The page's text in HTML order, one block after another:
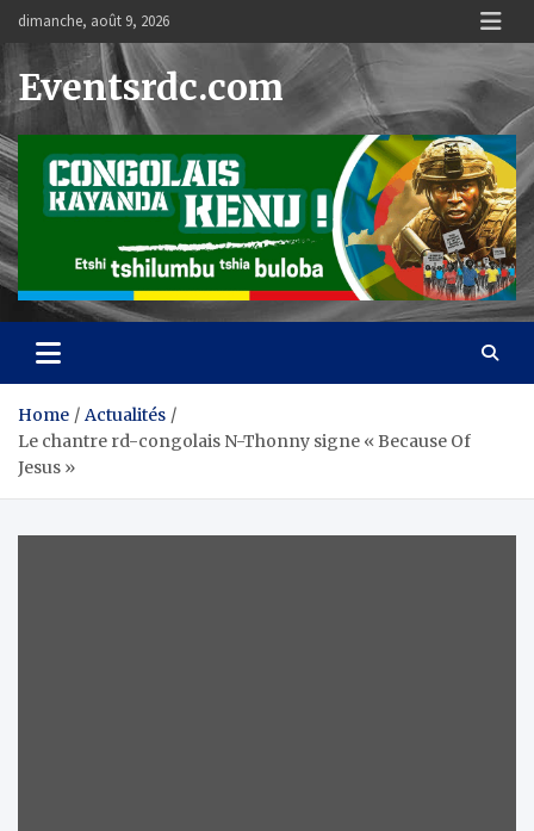
Skip
content
dimanche, août 9, 2026
Eventsrdc.com
Home
Actualités
Le chantre rd-congolais N-Thonny signe « Because Of
Jesus »